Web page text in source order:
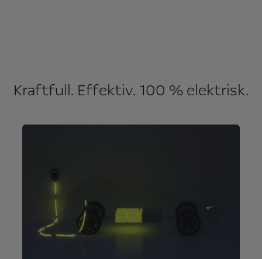
Kraftfull. Effektiv. 100 % elektrisk.